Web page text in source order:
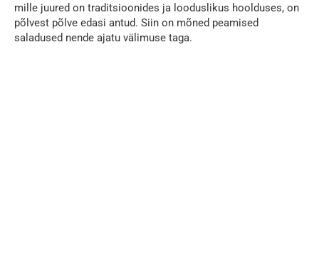
mille juured on traditsioonides ja looduslikus hoolduses, on
põlvest põlve edasi antud. Siin on mõned peamised
saladused nende ajatu välimuse taga.